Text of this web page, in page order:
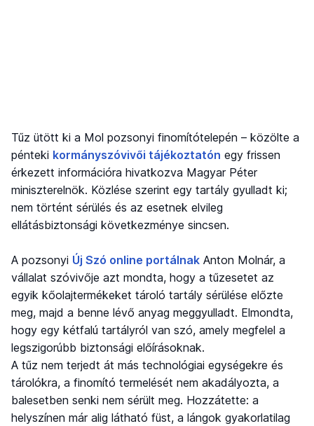
Tűz ütött ki a Mol pozsonyi finomítótelepén – közölte a
pénteki kormányszóvivői tájékoztatón egy frissen
érkezett információra hivatkozva Magyar Péter
miniszterelnök. Közlése szerint egy tartály gyulladt ki;
nem történt sérülés és az esetnek elvileg
ellátásbiztonsági következménye sincsen.
A pozsonyi Új Szó online portálnak Anton Molnár, a
vállalat szóvivője azt mondta, hogy a tűzesetet az
egyik kőolajtermékeket tároló tartály sérülése előzte
meg, majd a benne lévő anyag meggyulladt. Elmondta,
hogy egy kétfalú tartályról van szó, amely megfelel a
legszigorúbb biztonsági előírásoknak.
A tűz nem terjedt át más technológiai egységekre és
tárolókra, a finomító termelését nem akadályozta, a
balesetben senki nem sérült meg. Hozzátette: a
helyszínen már alig látható füst, a lángok gyakorlatilag